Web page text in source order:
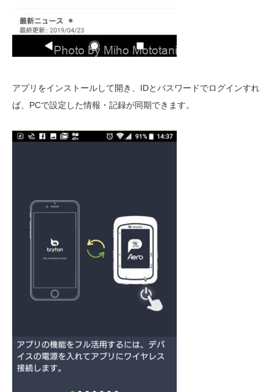
アプリをインストールして開き、IDとパスワードでログインすれ
ば、PCで設定した情報・記録が同期できます。